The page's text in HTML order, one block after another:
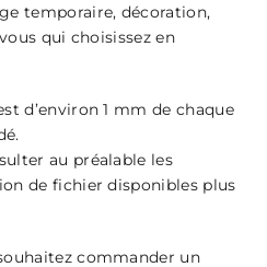
temporaire, décoration,
qui choisissez en
d’environ 1 mm de chaque
au préalable les
de fichier disponibles plus
commander un